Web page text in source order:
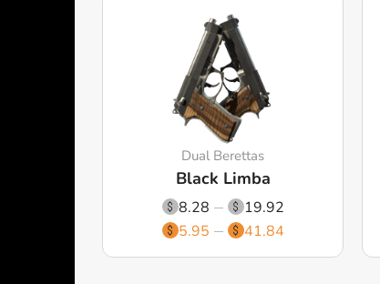
Dual Berettas
Black Limba
8.28
19.92
5.95
41.84